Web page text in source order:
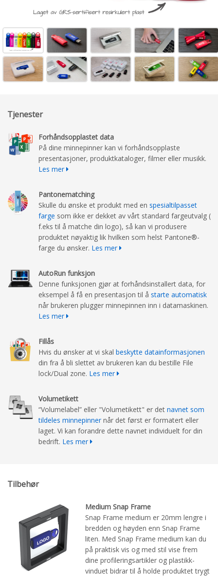
Tjenester
Forhåndsopplastet data
På dine minnepinner kan vi forhåndsopplaste
presentasjoner, produktkataloger, filmer eller musikk.
Les mer
Pantonematching
Skulle du ønske et produkt med en spesialtilpasset
farge som ikke er dekket av vårt standard fargeutvalg (
f.eks til å matche din logo), så kan vi produsere
produktet nøyaktig lik hvilken som helst Pantone®-
farge du ønsker. Les mer
AutoRun funksjon
Denne funksjonen gjør at forhåndsinstallert data, for
eksempel å få en presentasjon til å starte automatisk
når brukeren plugger minnepinnen inn i datamaskinen.
Les mer
Fillås
Hvis du ønsker at vi skal beskytte datainformasjonen
din fra å bli slettet av brukeren kan du bestille File
lock/Dual zone. Les mer
Volumetikett
“Volumelabel” eller "Volumetikett" er det navnet som
tildeles minnepinner når det først er formatert eller
laget. Vi kan forandre dette navnet individuelt for din
bedrift. Les mer
Tilbehør
Medium Snap Frame
Snap Frame medium er 20mm lengre i
bredden og høyden enn Snap Frame
liten. Med Snap Frame medium kan du
på praktisk vis og med stil vise frem
dine profileringsartikler og plastikk-
vinduet bidrar til å holde produktet trygt